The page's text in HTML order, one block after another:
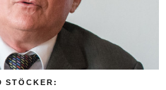
STÖCKER: